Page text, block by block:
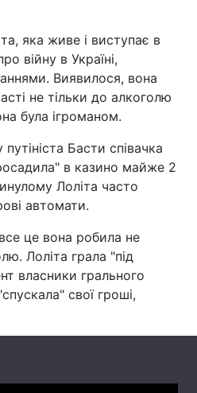
Війна
Політика
Світ
Наука
Лайт
Туризм
Погода
Регіони
яка живе і виступає в
війну в Україні,
Виявилося, вона
не тільки до алкоголю
була ігроманом.
Басти співачка
в казино майже 2
Лоліта часто
автомати.
це вона робила не
Лоліта грала "під
власники грального
свої гроші,